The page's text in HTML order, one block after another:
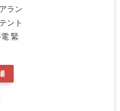
ラン
ント
緊